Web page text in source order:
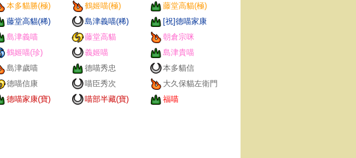
本多貓勝(極) 鶴姬喵(極)
藤堂高貓(極)
藤堂高貓(稀) 島津義喵(稀)
[祝]德喵家康
島津義喵 藤堂高貓
朝倉宗咪
鶴姬喵(珍) 義姬喵
島津貴喵
島津歲喵 德喵秀忠
本多貓信
德喵信康 喵臣秀次
大久保貓左衛門
德喵家康(寶) 喵部半藏(寶)
福喵